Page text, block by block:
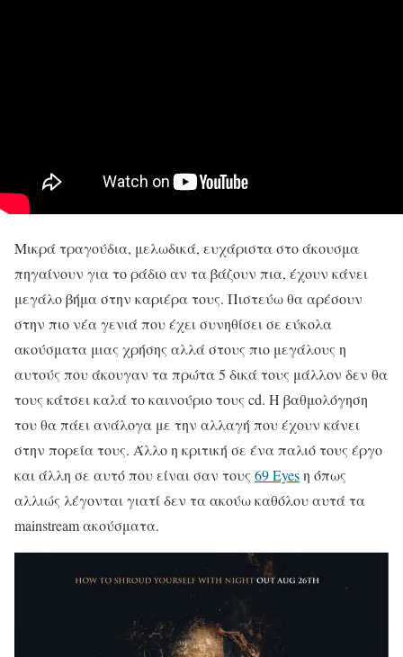
Μικρά τραγούδια, μελωδικά, ευχάριστα στο άκουσμα
πηγαίνουν για το ράδιο αν τα βάζουν πια, έχουν κάνει
μεγάλο βήμα στην καριέρα τους. Πιστεύω θα αρέσουν
στην πιο νέα γενιά που έχει συνηθίσει σε εύκολα
ακούσματα μιας χρήσης αλλά στους πιο μεγάλους η
αυτούς που άκουγαν τα πρώτα 5 δικά τους μάλλον δεν θα
τους κάτσει καλά το καινούριο τους cd. Η βαθμολόγηση
του θα πάει ανάλογα με την αλλαγή που έχουν κάνει
στην πορεία τους. Άλλο η κριτική σε ένα παλιό τους έργο
και άλλη σε αυτό που είναι σαν τους 69 Eyesη όπως
αλλιώς λέγονται γιατί δεν τα ακούω καθόλου αυτά τα
mainstream ακούσματα.